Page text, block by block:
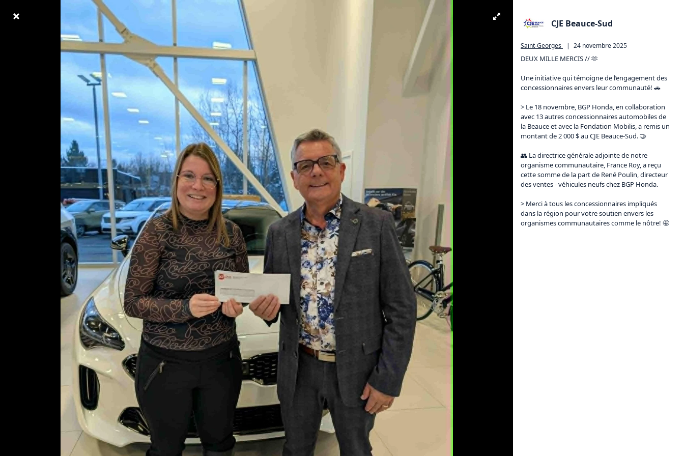
CJE Beauce-Sud
Saint-Georges | 24 novembre 2025
DEUX MILLE MERCIS // 🫶
Une initiative qui témoigne de l’engagement des
concessionnaires envers leur communauté! 🚗
> Le 18 novembre, BGP Honda, en collaboration
avec 13 autres concessionnaires automobiles de
la Beauce et avec la Fondation Mobilis, a remis un
montant de 2 000 $ au CJE Beauce-Sud. 🤝
👥 La directrice générale adjointe de notre
organisme communautaire, France Roy, a reçu
cette somme de la part de René Poulin, directeur
des ventes - véhicules neufs chez BGP Honda.
> Merci à tous les concessionnaires impliqués
dans la région pour votre soutien envers les
organismes communautaires comme le nôtre! 🤩